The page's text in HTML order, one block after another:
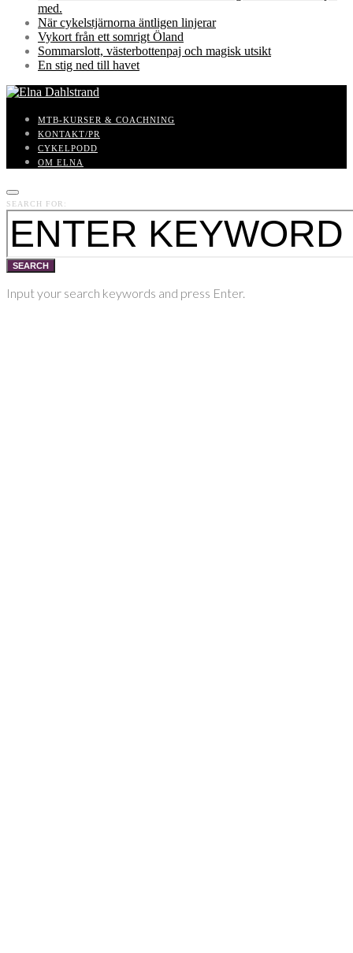
med.
När cykelstjärnorna äntligen linjerar
Vykort från ett somrigt Öland
Sommarslott, västerbottenpaj och magisk utsikt
En stig ned till havet
MTB-KURSER & COACHNING
KONTAKT/PR
CYKELPODD
OM ELNA
SEARCH FOR:
SEARCH
Input your search keywords and press Enter.